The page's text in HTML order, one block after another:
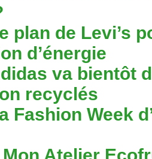
plan de Levi’s
d’énergie
va bientôt
recyclés
Fashion Week